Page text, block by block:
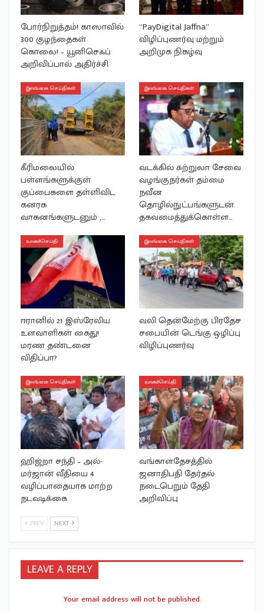
போர்நிறுத்தம்! காஸாவில்
300 குழந்தைகள்
கொலை! – யூனிசெஃப்
அறிவிப்பால் அதிர்ச்சி
“PayDigital Jaffna”
விழிப்புணர்வு மற்றும்
அறிமுக நிகழ்வு
இலங்கை செய்திகள்
கீரிமலையில்
பள்ளங்களுக்குள்
குப்பைகளை தள்ளிவிட
கனரக
வாகனங்களுடனும் ,…
இலங்கை செய்திகள்
வடக்கில் சுற்றுலா சேவை
வழங்குநர்கள் தம்மை
நவீன
தொழில்நுட்பங்களுடன்
தகவமைத்துக்கொள்ள…
உலகச்செய்தி
ஈரானில் 21 இஸ்ரேலிய
உளவாளிகள் கைது!
மரண தண்டனை
விதிப்பா?
இலங்கை செய்திகள்
வலி தென்மேற்கு பிரதேச
சபையின் டெங்கு ஒழிப்பு
விழிப்புணர்வு
இலங்கை செய்திகள்
ஹிஜ்றா சந்தி – அல்-
மர்ஜான் வீதியை 4
வழிப்பாதையாக மாற்ற
நடவடிக்கை
உலகச்செய்தி
வங்காளதேசத்தில்
ஜனாதிபதி தேர்தல்
நடைபெறும் தேதி
அறிவிப்பு
PREV NEXT
LEAVE A REPLY
Your email address will not be published.